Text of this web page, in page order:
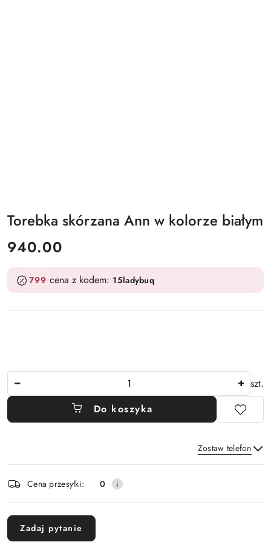
Torebka skórzana Ann w kolorze białym
cena:
940.00
799cena z kodem: 15ladybuq
szt.
Do koszyka
Zostaw telefon
Wyślij
i
dostawa
Cena przesyłki: 0
Zadaj pytanie